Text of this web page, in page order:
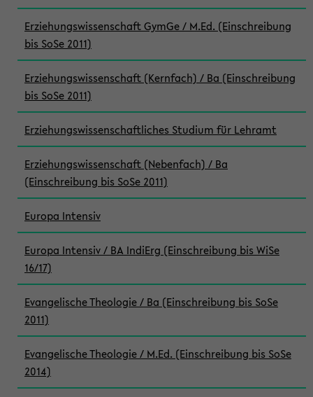
Erziehungswissenschaft GymGe / M.Ed. (Einschreibung
bis SoSe 2011)
Erziehungswissenschaft (Kernfach) / Ba (Einschreibung
bis SoSe 2011)
Erziehungswissenschaftliches Studium für Lehramt
Erziehungswissenschaft (Nebenfach) / Ba
(Einschreibung bis SoSe 2011)
Europa Intensiv
Europa Intensiv / BA IndiErg (Einschreibung bis WiSe
16/17)
Evangelische Theologie / Ba (Einschreibung bis SoSe
2011)
Evangelische Theologie / M.Ed. (Einschreibung bis SoSe
2014)